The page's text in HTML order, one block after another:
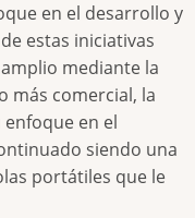
en el desarrollo y
estas iniciativas
mediante la
más comercial, la
enfoque en el
siendo una
portátiles que le